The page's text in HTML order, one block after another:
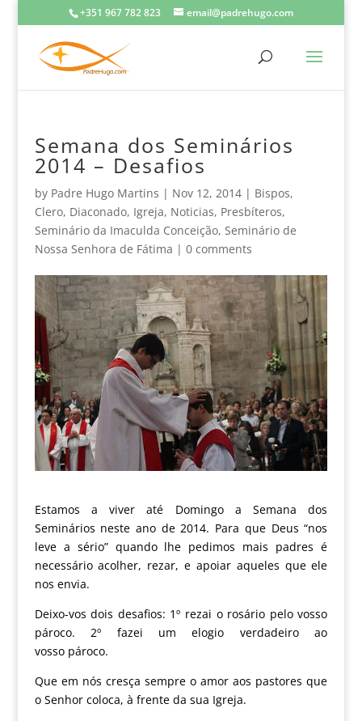
+351 967 782 823 email@padrehugo.com
Semana dos Seminários
2014 – Desafios
by Padre Hugo Martins | Nov 12, 2014| Bispos,
Clero, Diaconado, Igreja, Noticias, Presbíteros,
Seminário da Imaculda Conceição, Seminário de
Nossa Senhora de Fátima | 0 comments
Estamos a viver até Domingo a Semana dos
Seminários neste ano de 2014. Para que Deus “nos
leve a sério” quando lhe pedimos mais padres é
necessário acolher, rezar, e apoiar aqueles que ele
nos envia.
Deixo-vos dois desafios: 1º rezai o rosário pelo vosso
pároco. 2º fazei um elogio verdadeiro ao
vosso pároco.
Que em nós cresça sempre o amor aos pastores que
o Senhor coloca, à frente da sua Igreja.